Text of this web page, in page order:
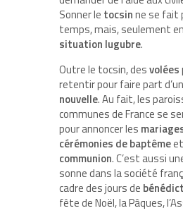
Sonner le tocsinne se fait
temps, mais, seulement
situation lugubre.
Outre le tocsin, desvolées
retentir pour faire part
nouvelle. Au fait, les
communes de France se
pour annoncer les
cérémonies debaptême
communion. C’est aussi
sonne dans la société
cadre des jours de
fête de Noël, la Pâques,